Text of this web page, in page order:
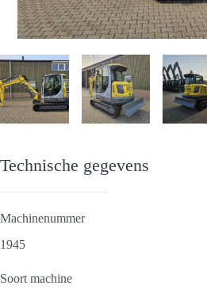
Technische gegevens
Machinenummer
1945
Soort machine